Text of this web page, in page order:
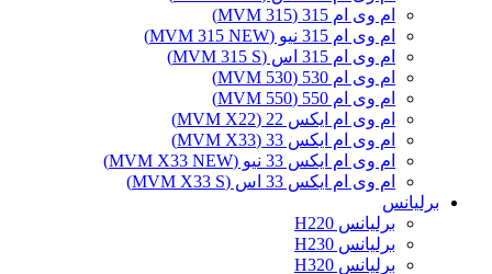
ام وی ام 315 (MVM 315)
ام وی ام 315 نیو (MVM 315 NEW)
ام وی ام 315 اس (MVM 315 S)
ام وی ام 530 (MVM 530)
ام وی ام 550 (MVM 550)
ام وی ام ایکس 22 (MVM X22)
ام وی ام ایکس 33 (MVM X33)
ام وی ام ایکس 33 نیو (MVM X33 NEW)
ام وی ام ایکس 33 اس (MVM X33 S)
برلیانس
برلیانس H220
برلیانس H230
برلیانس H320